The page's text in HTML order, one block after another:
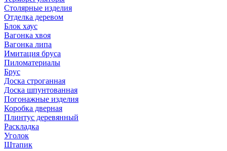
Столярные изделия
Отделка деревом
Блок хаус
Вагонка хвоя
Вагонка липа
Имитация бруса
Пиломатериалы
Брус
Доска строганная
Доска шпунтованная
Погонажные изделия
Коробка дверная
Плинтус деревянный
Раскладка
Уголок
Штапик